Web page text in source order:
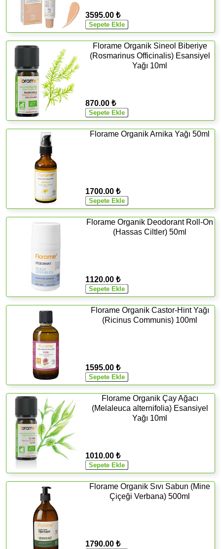
3595.00 ₺
Florame Organik Sineol Biberiye
(Rosmarinus Officinalis) Esansiyel
Yağı 10ml
870.00 ₺
Florame Organik Arnika Yağı 50ml
1700.00 ₺
Florame Organik Deodorant Roll-On
(Hassas Ciltler) 50ml
1120.00 ₺
Florame Organik Castor-Hint Yağı
(Ricinus Communis) 100ml
1595.00 ₺
Florame Organik Çay Ağacı
(Melaleuca alternifolia) Esansiyel
Yağı 10ml
1010.00 ₺
Florame Organik Sıvı Sabun (Mine
Çiçeği Verbana) 500ml
1790.00 ₺